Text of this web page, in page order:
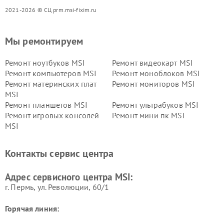
2021-2026 © СЦ prm.msi-fixim.ru
Мы ремонтируем
Ремонт ноутбуков MSI
Ремонт видеокарт MSI
Ремонт компьютеров MSI
Ремонт моноблоков MSI
Ремонт материнских плат
MSI
Ремонт мониторов MSI
Ремонт планшетов MSI
Ремонт ультрабуков MSI
Ремонт игровых консолей
MSI
Ремонт мини пк MSI
Контакты сервис центра
Адрес сервисного центра MSI:
г. Пермь, ул. ​Революции, 60/1
Горячая линия: